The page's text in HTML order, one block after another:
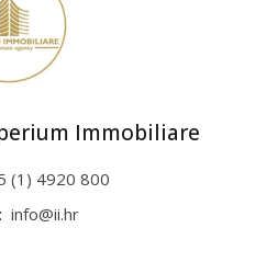
Immobiliare
(1) 4920 800
info@ii.hr